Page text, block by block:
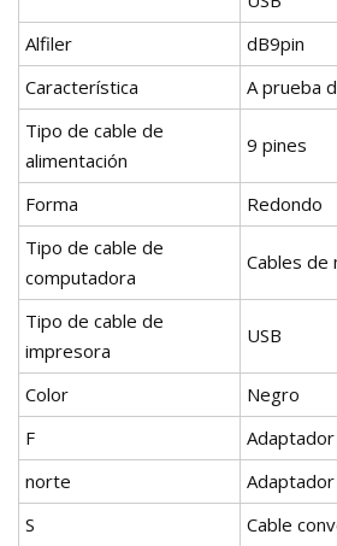
Alfiler
dB9pin
Característica
A prueba
Tipo de cable de
alimentación
9 pines
Forma
Redondo
Tipo de cable de
computadora
Cables de
Tipo de cable de
impresora
USB
Color
Negro
F
Adaptador
norte
Adaptador
S
Cable